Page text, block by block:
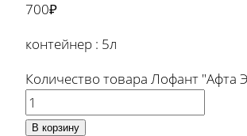
700₽
контейнер : 5л
Количество товара Лофант "Афта
В корзину